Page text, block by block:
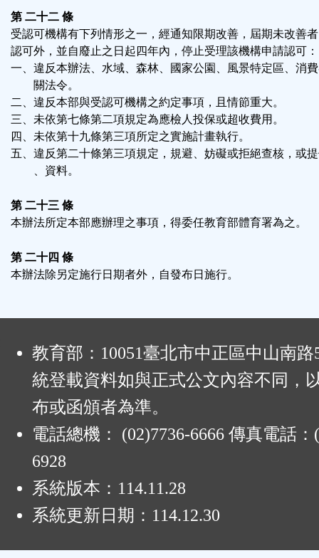
第 二十二 條
受認可機構有下列情形之一，經通知限期改善，屆期未改善
認可外，並自廢止之日起四年內，停止受理該機構申請認可：
一、違反本辦法、水域、森林、國家公園、風景特定區、消
關法令。
二、違反本部與受認可機構之約定事項，且情節重大。
三、未依第七條第二項規定為應檢人投保或超收費用。
四、未依第十九條第三項所定之實施計畫執行。
五、違反第二十條第三項規定，規避、妨礙或拒絕查核，或
、資料。
第 二十三 條
本辦法所定本部應辦理之事項，得委任教育部體育署為之。
第 二十四 條
本辦法除另定施行日期者外，自發布日施行。
教育部：10051臺北市中正區中山南
統登載資料如與正式公文內容不同，
布或函頒者為準。
電話總機： (02)7736-6666 傳真電話：
6928
系統版本： 114.11.28
系統更新日期： 114.12.30